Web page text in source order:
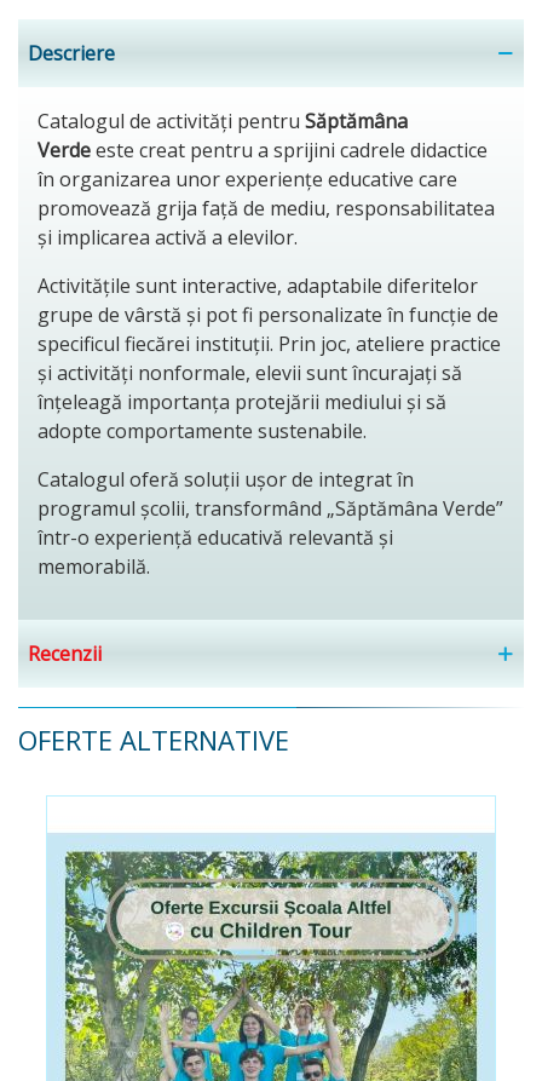
Descriere
Catalogul de activități pentru Săptămâna
Verdeeste creat pentru a sprijini cadrele didactice
în organizarea unor experiențe educative care
promovează grija față de mediu, responsabilitatea
și implicarea activă a elevilor.
Activitățile sunt interactive, adaptabile diferitelor
grupe de vârstă și pot fi personalizate în funcție de
specificul fiecărei instituții. Prin joc, ateliere practice
și activități nonformale, elevii sunt încurajați să
înțeleagă importanța protejării mediului și să
adopte comportamente sustenabile.
Catalogul oferă soluții ușor de integrat în
programul școlii, transformând „Săptămâna Verde”
într-o experiență educativă relevantă și
memorabilă.
Recenzii
OFERTE ALTERNATIVE